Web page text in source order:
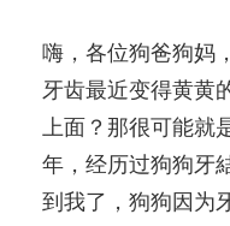
嗨，各位狗爸狗妈
牙齿最近变得黄黄
上面？那很可能就
年，经历过狗狗牙
到我了，狗狗因为